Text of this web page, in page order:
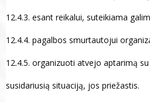
12.4.3. esant reikalui, suteikiama
12.4.4. pagalbos smurtautojui
12.4.5. organizuoti atvejo aptarimą
susidariusią situaciją, jos priežastis.